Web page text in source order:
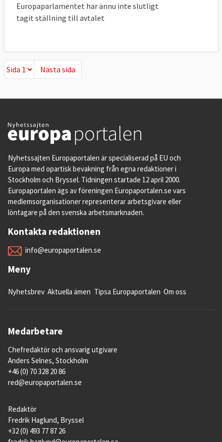
Europaparlamentet har ännu inte slutligt
tagit ställning till avtalet
Nästa sida
Nästa sida
Nyhetssajten Europaportalen är specialiserad på EU och
Europa med opartisk bevakning från egna redaktioner i
Stockholm och Bryssel. Tidningen startade 12 april 2000.
Europaportalen ägs av föreningen Europaportalen.se vars
medlemsorganisationer representerar arbetsgivare eller
löntagare på den svenska arbetsmarknaden.
Kontakta redaktionen
info@europaportalen.se
Meny
Nyhetsbrev Aktuella ämen Tipsa Europaportalen Om oss
Medarbetare
Chefredaktör och ansvarig utgivare
Anders Selnes, Stockholm
+46 (0) 70 328 20 86
red@europaportalen.se
Redaktör
Fredrik Haglund, Bryssel
+32 (0) 493 77 87 26